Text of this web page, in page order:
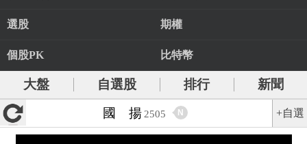
選股 期權
個股PK 比特幣
大盤 自選股 排行
新聞
國 揚 2505 N +自選